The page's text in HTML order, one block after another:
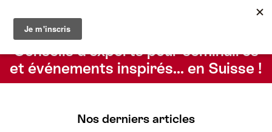
Le blog du Suisse Convention Bureau
Conseils d’experts pour séminaires
et événements inspirés… en Suisse !
Nos derniers articles